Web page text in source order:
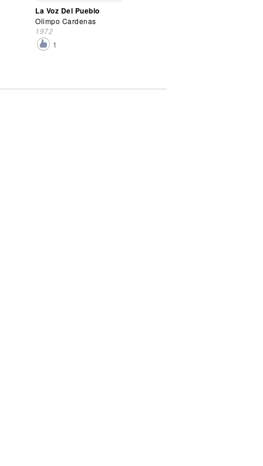
La Voz Del Pueblo
Olimpo Cardenas
1972
1